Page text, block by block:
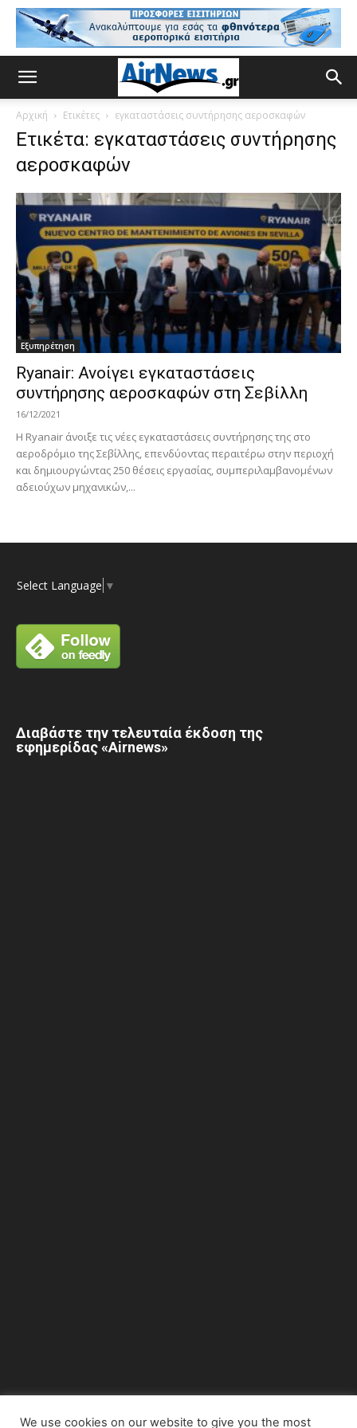
Αρχική Ετικέτες εγκαταστάσεις συντήρησης αεροσκαφών
Ετικέτα: εγκαταστάσεις συντήρησης
αεροσκαφών
Εξυπηρέτηση
Ryanair: Ανοίγει εγκαταστάσεις
συντήρησης αεροσκαφών στη Σεβίλλη
16/12/2021
Η Ryanair άνοιξε τις νέες εγκαταστάσεις συντήρησης της στο
αεροδρόμιο της Σεβίλλης, επενδύοντας περαιτέρω στην περιοχή
και δημιουργώντας 250 θέσεις εργασίας, συμπεριλαμβανομένων
αδειούχων μηχανικών,...
Select Language ▼
Διαβάστε την τελευταία έκδοση της
εφημερίδας «Airnews»
We use cookies on our website to give you the most